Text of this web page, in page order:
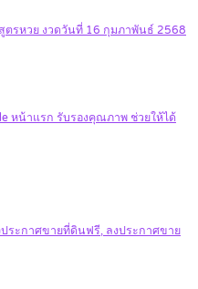
ตรหวย งวดวันที่ 16 กุมภาพันธ์ 2568
หน้าแรก รับรองคุณภาพ ช่วยให้ได้
ระกาศขายที่ดินฟรี, ลงประกาศขาย